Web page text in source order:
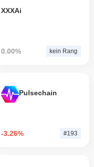
XXXAi
0.00% kein Rang
Pulsechain
-3.26% #193